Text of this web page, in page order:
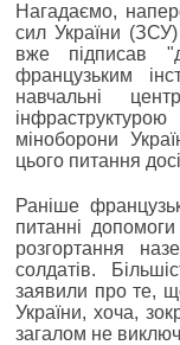
Нагадаємо,
сил України
вже підписав
французьким
навчальні
міноборони
цього питання
Раніше
питанні
розгортання
солдатів.
заявили про те,
України, хоча,
загалом не